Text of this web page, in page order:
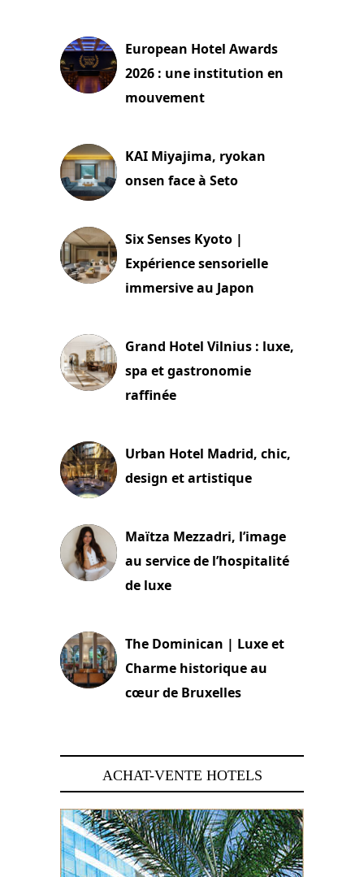
European Hotel Awards
2026 : une institution en
mouvement
KAI Miyajima, ryokan
onsen face à Seto
Six Senses Kyoto |
Expérience sensorielle
immersive au Japon
Grand Hotel Vilnius : luxe,
spa et gastronomie
raffinée
Urban Hotel Madrid, chic,
design et artistique
Maïtza Mezzadri, l’image
au service de l’hospitalité
de luxe
The Dominican | Luxe et
Charme historique au
cœur de Bruxelles
ACHAT-VENTE HOTELS